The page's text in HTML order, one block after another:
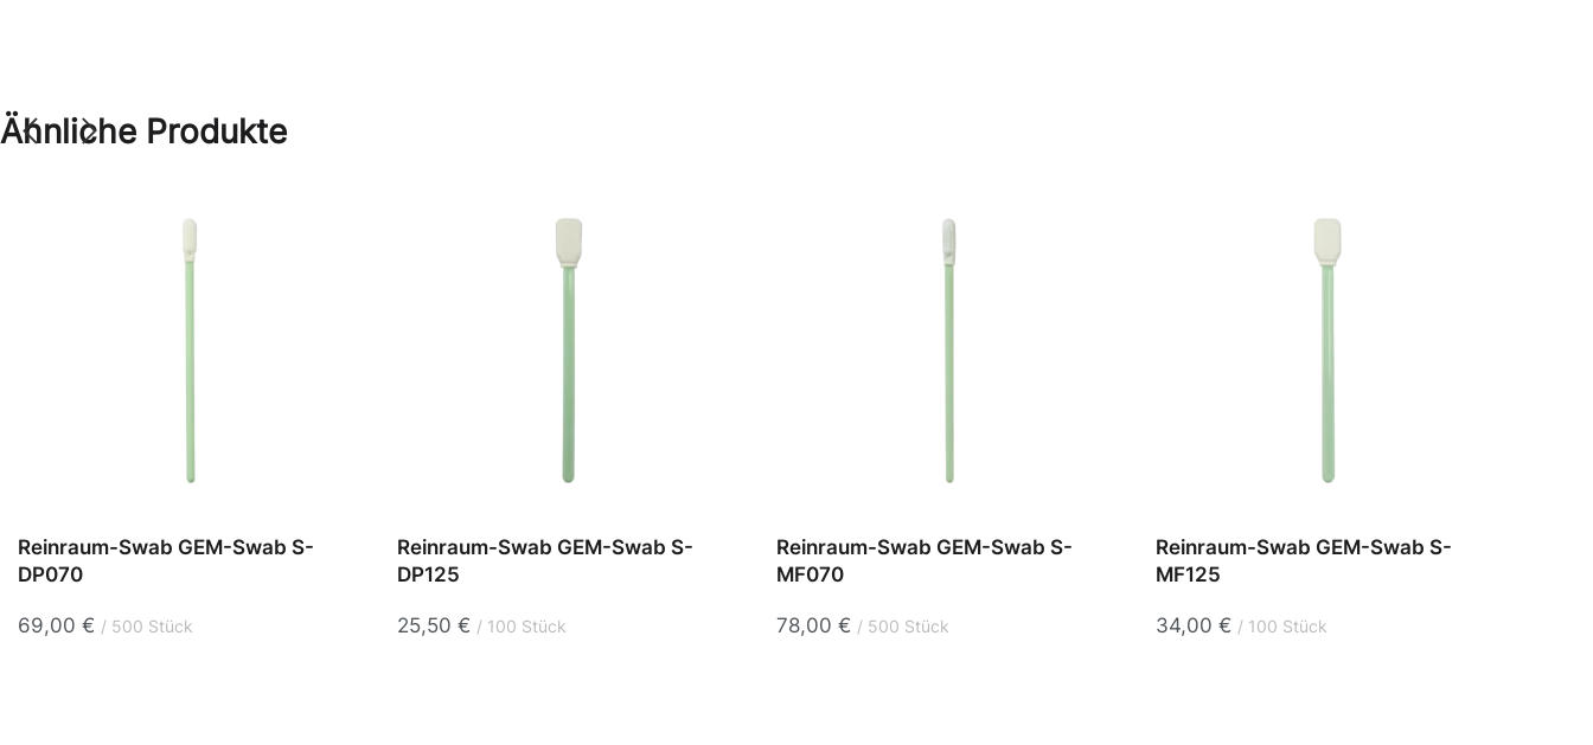
Ähnliche Produkte
Reinraum-Swab GEM-Swab S-
DP070
69,00 € 500 Stück
Reinraum-Swab GEM-Swab S-
DP125
25,50 € 100 Stück
Reinraum-Swab GEM-Swab S-
MF070
78,00 € 500 Stück
Reinraum-Swab GEM-Swab S-
MF125
34,00 € 100 Stück